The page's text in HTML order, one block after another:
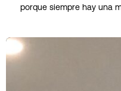
porque siempre hay una